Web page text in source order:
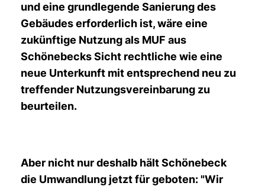
und eine grundlegende Sanierung des
Gebäudes erforderlich ist, wäre eine
zukünftige Nutzung als MUF aus
Schönebecks Sicht rechtliche wie eine
neue Unterkunft mit entsprechend neu zu
treffender Nutzungsvereinbarung zu
beurteilen.
Aber nicht nur deshalb hält Schönebeck
die Umwandlung jetzt für geboten: "Wir